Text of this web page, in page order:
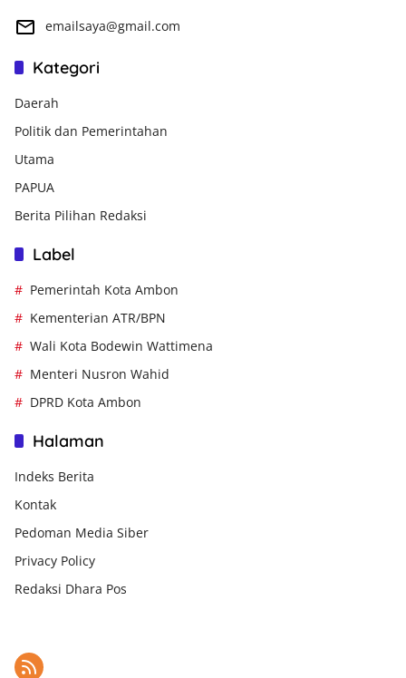
emailsaya@gmail.com
Kategori
Daerah
Politik dan Pemerintahan
Utama
PAPUA
Berita Pilihan Redaksi
Label
Pemerintah Kota Ambon
Kementerian ATR/BPN
Wali Kota Bodewin Wattimena
Menteri Nusron Wahid
DPRD Kota Ambon
Halaman
Indeks Berita
Kontak
Pedoman Media Siber
Privacy Policy
Redaksi Dhara Pos